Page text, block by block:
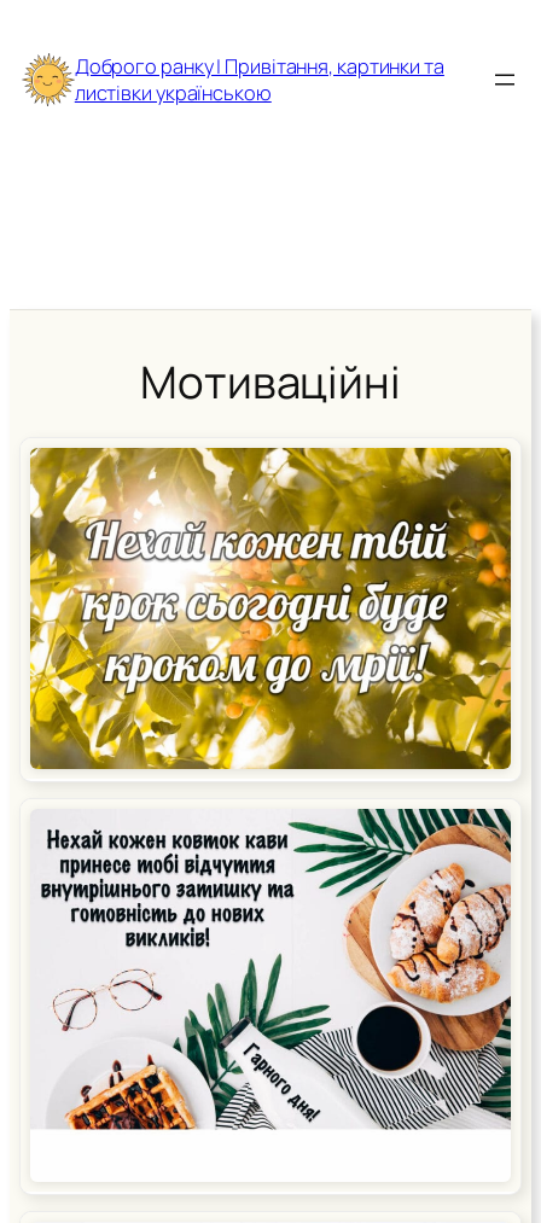
до
вмісту
Доброго ранку | Привітання, картинки та
листівки українською
Мотиваційні